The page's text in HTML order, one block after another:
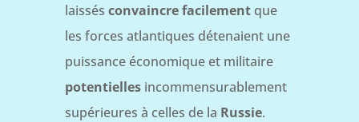
laissés convaincre facilementque
les forces atlantiques détenaient une
puissance économique et militaire
potentiellesincommensurablement
supérieures à celles de la Russie.